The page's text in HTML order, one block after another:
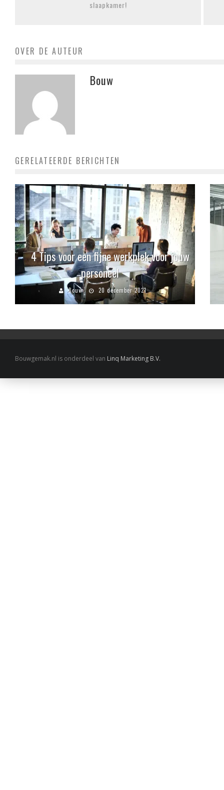
slaapkamer!
OVER DE AUTEUR
Bouw
GERELATEERDE BERICHTEN
4 Tips voor een fijne werkplek voor jouw
personeel
Bouw 20 december 2021
Bouwgemak.nl is onderdeel van Linq Marketing B.V.